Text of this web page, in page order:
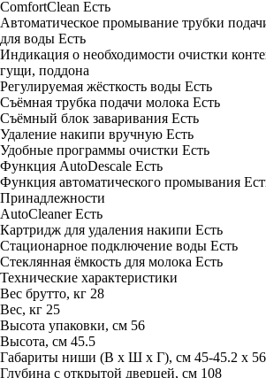
ComfortClean Есть
Автоматическое промывание трубки
для воды Есть
Индикация о необходимости очистки
гущи, поддона
Регулируемая жёсткость воды Есть
Съёмная трубка подачи молока Есть
Съёмный блок заваривания Есть
Удаление накипи вручную Есть
Удобные программы очистки Есть
Функция AutoDescale Есть
Функция автоматического промывания
Принадлежности
AutoCleaner Есть
Картридж для удаления накипи Есть
Стационарное подключение воды Есть
Стеклянная ёмкость для молока Есть
Технические характеристики
Вес брутто, кг 28
Вес, кг 25
Высота упаковки, см 56
Высота, см 45.5
Габариты ниши (В х Ш х Г), см 45-45.2 х
Глубина с открытой дверцей, см 108